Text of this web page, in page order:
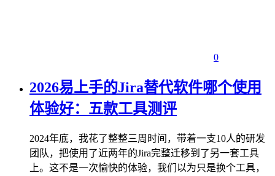
0
2026易上手的Jira替代软件哪个使用
体验好：五款工具测评
2024年底，我花了整整三周时间，带着一支10人的研发
团队，把使用了近两年的Jira完整迁移到了另一套工具
上。这不是一次愉快的体验，我们以为只是换个工具，